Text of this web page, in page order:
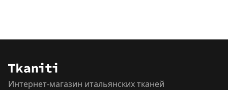
Интернет-магазин итальянских тканей